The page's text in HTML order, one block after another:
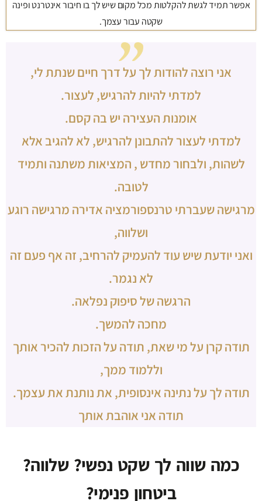
אפשר תמיד לגשת להקלטות מכל מקום שיש לך בו חיבור אינטרנט ופינה
שקטה עבור עצמך.
אני רוצה להודות לך על דרך חיים שנתת לי,
למדתי להיות להרגיש, לעצור.
אומנות העצירה יש בה קסם.
למדתי לעצור להתבונן להרגיש, לא להגיב אלא
לשהות, ולבחור מחדש , המציאות משתנה ותמיד
לטובה.
מרגישה שעברתי טרנספורמציה אדירה מרגישה רוגע
ושלווה,
ואני יודעת שיש עוד להעמיק להרחיב, זה אף פעם זה
לא נגמר.
הרגשה של סיפוק נפלאה.
מחכה להמשך.
תודה קרן על מי שאת, תודה על הזכות להכיר אותך
וללמוד ממך,
תודה לך על נתינה אינסופית, את נותנת את עצמך.
תודה אני אוהבת אותך
כמה שווה לך שקט נפשי? שלווה?
ביטחון פנימי?